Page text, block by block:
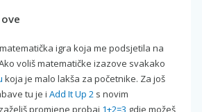
igra koja me podsjetila na
voliš matematičke izazove svakako
koja je malo lakša za početnike. Za još
tu je i Add It Up 2 s novim
promjene probaj 1+2=3 gdje možeš